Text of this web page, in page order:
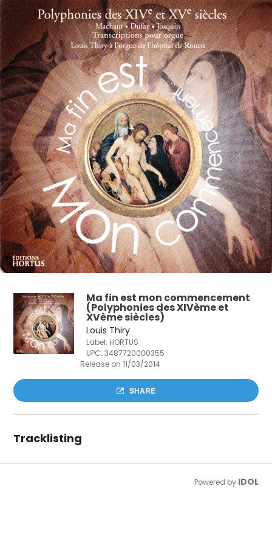
Ma fin est mon commencement
(Polyphonies des XIVème et
XVème siècles)
Louis Thiry
Label: HORTUS
UPC:3487720000355
Release on 11/03/2014
SHARE
Tracklisting
Powered by IDOL